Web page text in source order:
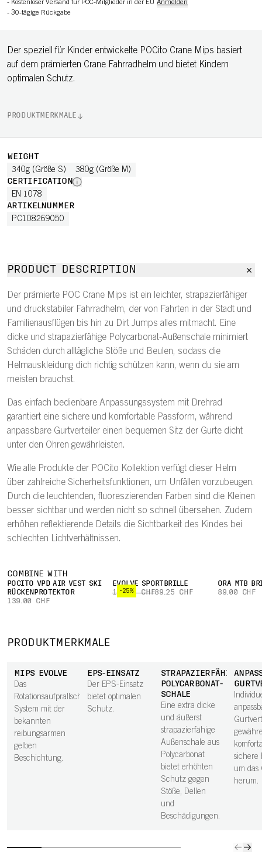
- Kostenloser Versand für POC-Mitglieder in der EU Anmelden
- 30-tägige Rückgabe
Der speziell für Kinder entwickelte POCito Crane Mips basiert
auf dem prämierten Crane Fahrradhelm und bietet Kindern
optimalen Schutz.
PRODUKTMERKMALE
WEIGHT
340g (Größe S) 380g (Größe M)
CERTIFICATION
EN 1078
ARTIKELNUMMER
PC108269050
PRODUCT DESCRIPTION
Der prämierte POC Crane Mips ist ein leichter, strapazierfähiger
und druckstabiler Fahrradhelm, der von Fahrten in der Stadt und
Familienausflügen bis hin zu Dirt Jumps alles mitmacht. Eine
dicke und strapazierfähige Polycarbonat-Außenschale minimiert
Schäden durch alltägliche Stöße und Beulen, sodass die
Helmauskleidung dich richtig schützen kann, wenn du sie am
meisten brauchst.
Das einfach bedienbare Anpassungssystem mit Drehrad
garantiert eine sichere und komfortable Passform, während
anpassbare Gurtverteiler einen bequemen Sitz der Gurte dicht
unter den Ohren gewährleisten.
Wie alle Produkte der POCito Kollektion verfügt dieser Helm
über zahlreiche Sicherheitsfunktionen, um Unfällen vorzubeugen.
Durch die leuchtenden, fluoreszierenden Farben sind die Kleinen
besser sichtbar und werden nicht so schnell übersehen. Zudem
erhöhen reflektierende Details die Sichtbarkeit des Kindes bei
schlechten Lichtverhältnissen.
COMBINE WITH
POCITO VPD AIR VEST SKI
RÜCKENPROTEKTOR
139.00 CHF
-25%
EVOLVE SPORTBRILLE
119.00 CHF89.25 CHF
ORA MTB
89.00 CHF
PRODUKTMERKMALE
MIPS EVOLVE
Das
Rotationsaufprallschutz-
System mit der
bekannten
reibungsarmen
gelben
Beschichtung.
EPS-EINSATZ
Der EPS-Einsatz
bietet optimalen
Schutz.
STRAPAZIERFÄHIGE
POLYCARBONAT-
SCHALE
Eine extra dicke
und äußerst
strapazierfähige
Außenschale aus
Polycarbonat
bietet erhöhten
Schutz gegen
Stöße, Dellen
und
Beschädigungen.
sichere
um das
herum.